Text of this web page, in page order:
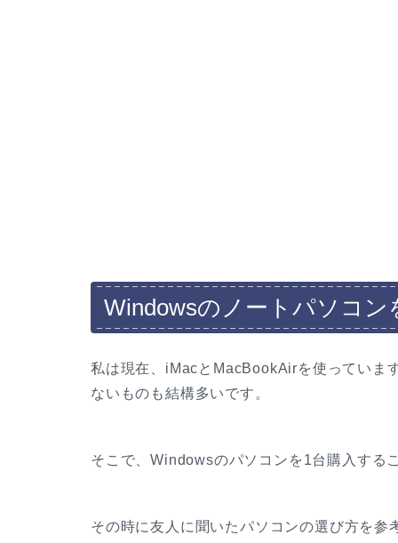
Windowsのノートパソコン
私は現在、iMacとMacBookAirを使っていま
ないものも結構多いです。
そこで、Windowsのパソコンを1台購入する
その時に友人に聞いたパソコンの選び方を